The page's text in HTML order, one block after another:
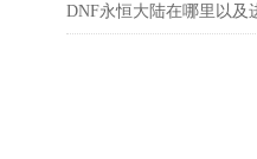
三魂环搭配、最强阵容推
DNF永恒大陆在哪里以及